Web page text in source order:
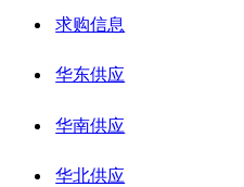
求购信息
华东供应
华南供应
华北供应